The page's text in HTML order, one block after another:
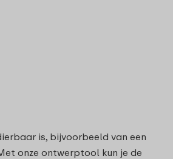
is, bijvoorbeeld van een
onze ontwerptool kun je de